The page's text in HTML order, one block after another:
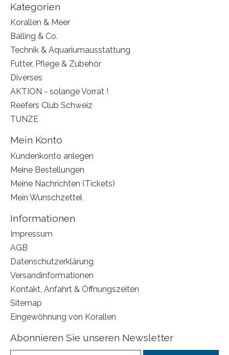
Kategorien
Korallen & Meer
Balling & Co.
Technik & Aquariumausstattung
Futter, Pflege & Zubehör
Diverses
AKTION - solange Vorrat !
Reefers Club Schweiz
TUNZE
Mein Konto
Kundenkonto anlegen
Meine Bestellungen
Meine Nachrichten (Tickets)
Mein Wunschzettel
Informationen
Impressum
AGB
Datenschutzerklärung
Versandinformationen
Kontakt, Anfahrt & Öffnungszeiten
Sitemap
Eingewöhnung von Korallen
Abonnieren Sie unseren Newsletter